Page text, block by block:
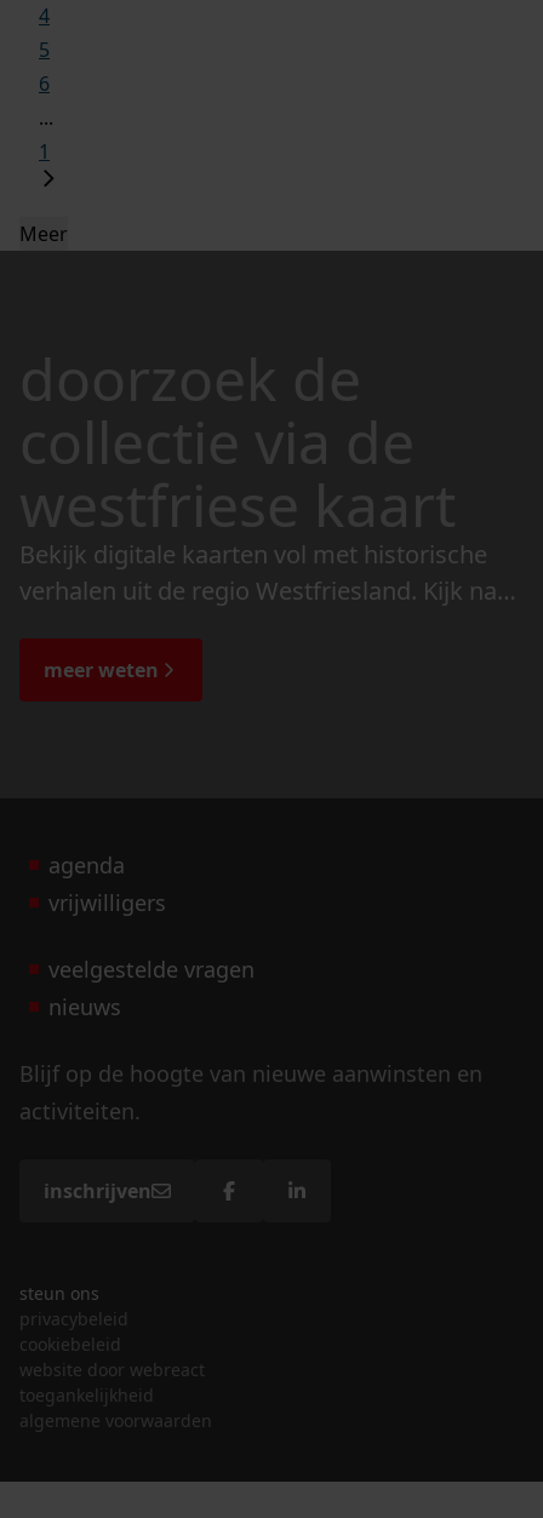
4
5
6
...
1
Meer
doorzoek de
collectie via de
westfriese kaart
Bekijk digitale kaarten vol met historische
verhalen uit de regio Westfriesland. Kijk naar
de bijzondere verhalen.
meer weten
agenda
vrijwilligers
veelgestelde vragen
nieuws
Blijf op de hoogte van nieuwe aanwinsten en
activiteiten.
inschrijven
steun ons
privacybeleid
cookiebeleid
website door webreact
toegankelijkheid
algemene voorwaarden